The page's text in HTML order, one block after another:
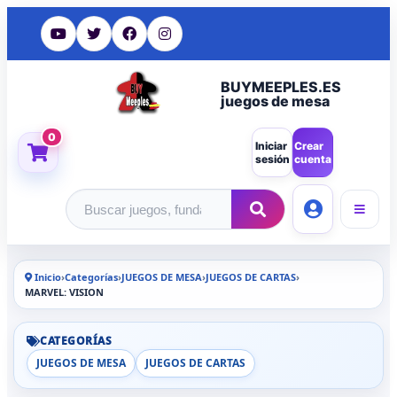
BUYMEEPLES.ES
juegos de mesa
0
Iniciar
sesión
Crear
cuenta
Buscar productos
Inicio›Categorías›JUEGOS DE MESA›JUEGOS DE CARTAS›
MARVEL: VISION
CATEGORÍAS
JUEGOS DE MESA
JUEGOS DE CARTAS